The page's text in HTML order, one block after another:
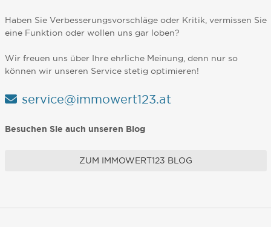
Haben Sie Verbesserungsvorschläge oder Kritik, vermissen Sie
eine Funktion oder wollen uns gar loben?
Wir freuen uns über Ihre ehrliche Meinung, denn nur so
können wir unseren Service stetig optimieren!
service@immowert123.at
Besuchen Sie auch unseren Blog
ZUM IMMOWERT123 BLOG